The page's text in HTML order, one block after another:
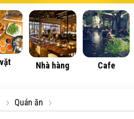
Nhà hàng Cafe
Quán ăn